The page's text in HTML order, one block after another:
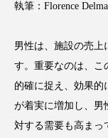
AI B2B
Gemini
アスレジャーコ
執筆：Florence
男性は、施設の売上
す。重要なのは、こ
的確に捉え、効果的
が着実に増加し、男
対する需要も高まっ